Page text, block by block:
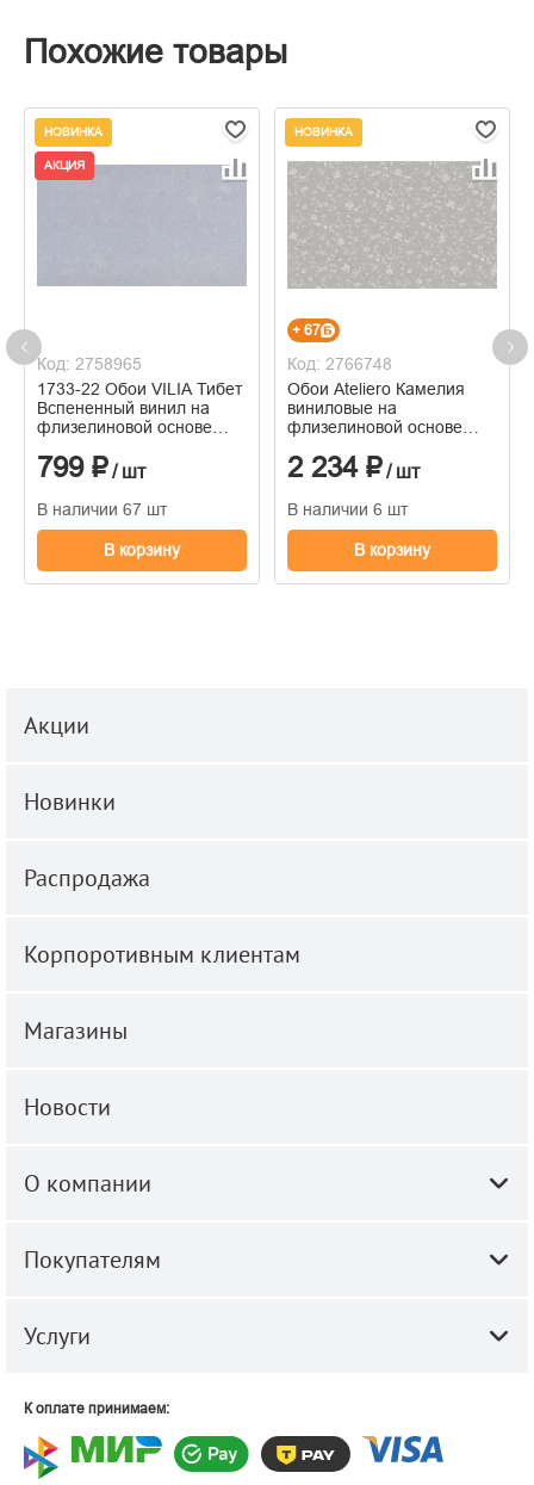
Похожие товары
НОВИНКА
АКЦИЯ
Код: 2758965
1733-22 Обои VILIA Тибет
Вспененный винил на
флизелиновой основе
799 ₽/ шт
В наличии 67 шт
В корзину
НОВИНКА
+ 67
Код: 2766748
Обои Ateliero Камелия
виниловые на
флизелиновой основе
1,06м*10м
2 234 ₽/ шт
В наличии 6 шт
В корзину
Акции
Новинки
Распродажа
Корпоротивным клиентам
Магазины
Новости
О компании
Покупателям
Услуги
К оплате принимаем: